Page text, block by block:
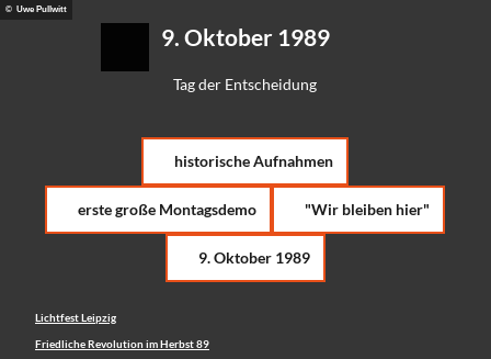
Z© Uwe Pullwitt
9. Oktober 1989
Tag der Entscheidung
historische Aufnahmen
erste große Montagsdemo "Wir bleiben hier"
9. Oktober 1989
Lichtfest Leipzig
Friedliche Revolution im Herbst 89